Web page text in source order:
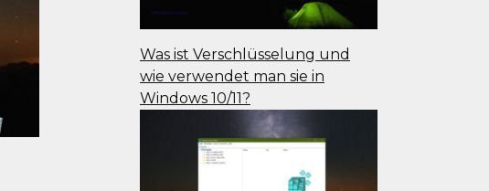
Was ist Verschlüsselung und
wie verwendet man sie in
Windows 10/11?